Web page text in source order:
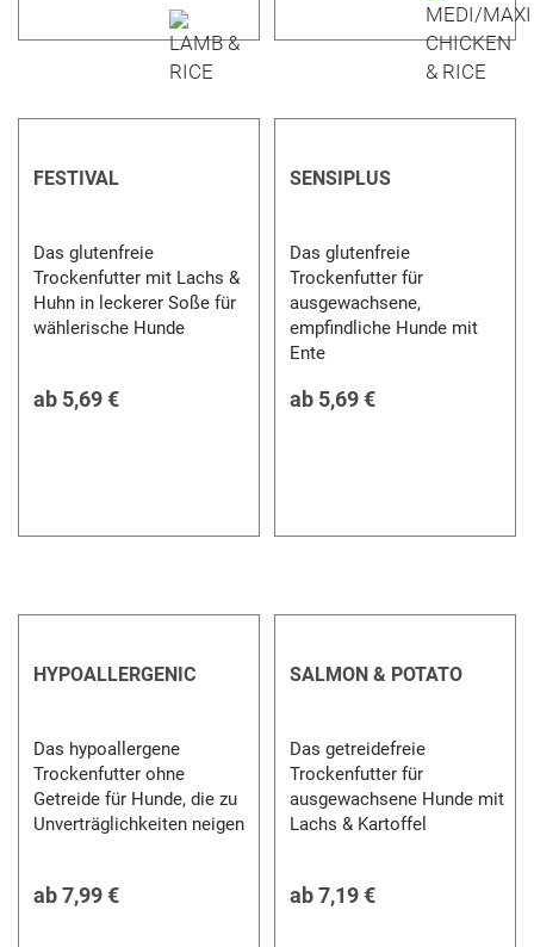
FESTIVAL
Das glutenfreie
Trockenfutter mit Lachs &
Huhn in leckerer Soße für
wählerische Hunde
ab 5,69 €
SENSIPLUS
Das glutenfreie
Trockenfutter für
ausgewachsene,
empfindliche Hunde mit
Ente
ab 5,69 €
HYPOALLERGENIC
Das hypoallergene
Trockenfutter ohne
Getreide für Hunde, die zu
Unverträglichkeiten neigen
ab7,99 €
SALMON & POTATO
Das getreidefreie
Trockenfutter für
ausgewachsene Hunde mit
Lachs & Kartoffel
ab7,19 €